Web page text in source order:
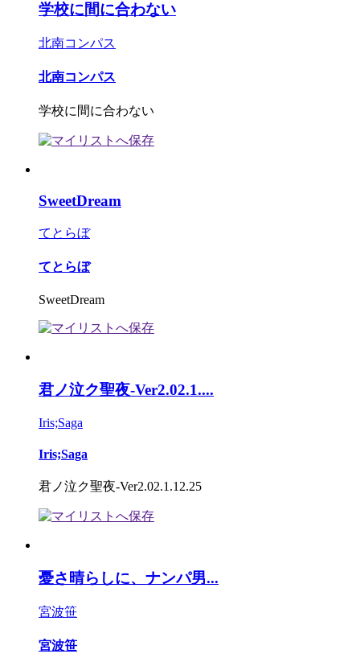
学校に間に合わない
北南コンパス
北南コンパス
学校に間に合わない
SweetDream
てとらぼ
てとらぼ
SweetDream
君ノ泣ク聖夜-Ver2.02.1....
Iris;Saga
Iris;Saga
君ノ泣ク聖夜-Ver2.02.1.12.25
憂さ晴らしに、ナンパ男...
宮波笹
宮波笹